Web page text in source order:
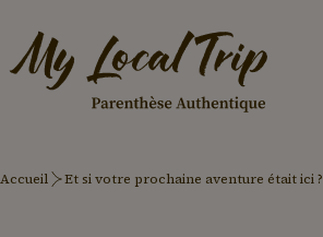
Accueil Et si votre prochaine aventure était ici ?